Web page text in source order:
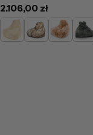
Cena
regularna
2.106,00 zł
KremowaMiodowo
Beżowa
Cappucino
Szara